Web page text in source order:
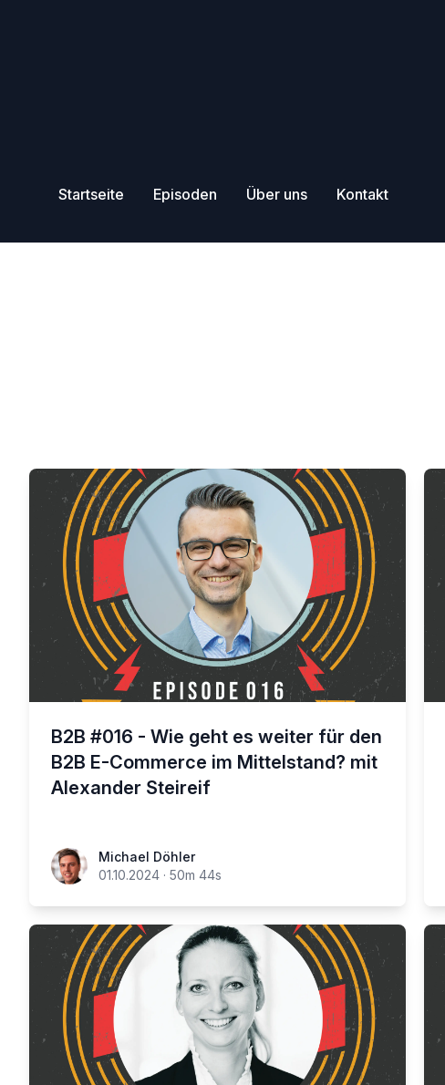
Startseite Episoden Über uns Kontakt
B2B #016 - Wie geht es weiter für den
B2B E-Commerce im Mittelstand? mit
Alexander Steireif
Michael Döhler
01.10.2024 · 50m 44s